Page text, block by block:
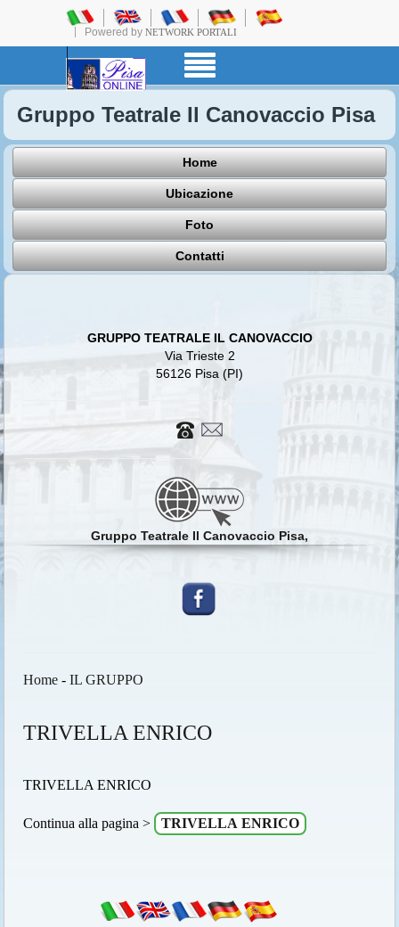
Powered by NETWORK PORTALI
Gruppo Teatrale Il Canovaccio Pisa
Home
Ubicazione
Foto
Contatti
GRUPPO TEATRALE IL CANOVACCIO
Via Trieste 2
56126 Pisa (PI)
Gruppo Teatrale Il Canovaccio Pisa,
Home -IL GRUPPO
TRIVELLA ENRICO
TRIVELLA ENRICO
Continua alla pagina > TRIVELLA ENRICO